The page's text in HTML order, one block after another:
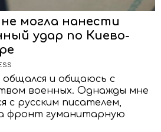
могла нанести
удар по Киево-
общался и общаюсь с
военных. Однажды мне
с русским писателем,
фронт гуманитарную